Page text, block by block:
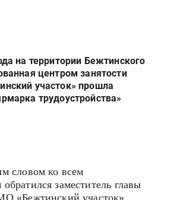
на территории Бежтинского
центром занятости
участок» прошла
трудоустройства»
словом ко всем
заместитель главы